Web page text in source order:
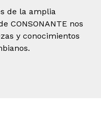
de la amplia
CONSONANTE nos
y conocimientos